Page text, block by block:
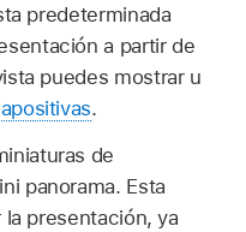
predeterminada
a partir de
puedes mostrar u
.
de
panorama. Esta
presentación, ya